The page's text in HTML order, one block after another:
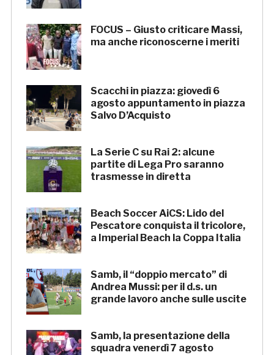
FOCUS – Giusto criticare Massi,
ma anche riconoscerne i meriti
Scacchi in piazza: giovedì 6
agosto appuntamento in piazza
Salvo D’Acquisto
La Serie C su Rai 2: alcune
partite di Lega Pro saranno
trasmesse in diretta
Beach Soccer AiCS: Lido del
Pescatore conquista il tricolore,
a Imperial Beach la Coppa Italia
Samb, il “doppio mercato” di
Andrea Mussi: per il d.s. un
grande lavoro anche sulle uscite
Samb, la presentazione della
squadra venerdì 7 agosto